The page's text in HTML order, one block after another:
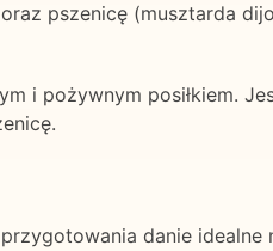
pszenicę (musztarda
i pożywnym posiłkiem.
danie